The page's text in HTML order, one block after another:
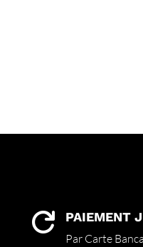
 PAIEMENT
Par Carte